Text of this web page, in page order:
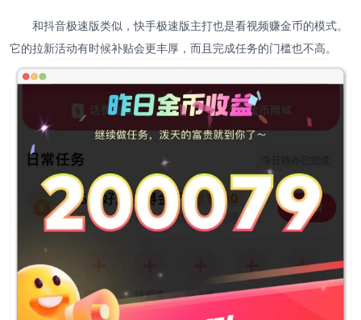
和抖音极速版类似，快手极速版主打也是看视频赚金币的模式。
它的拉新活动有时候补贴会更丰厚，而且完成任务的门槛也不高。